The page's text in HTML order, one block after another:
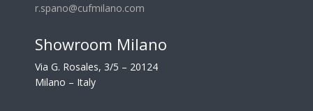
r.spano@cufmilano.com
Showroom Milano
Via G. Rosales, 3/5 – 20124
Milano – Italy